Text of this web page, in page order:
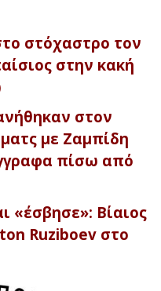
στόχαστρο τον
στην κακή
στον
με Ζαμπίδη
πίσω από
«έσβησε»: Βίαιος
Ruziboev στο